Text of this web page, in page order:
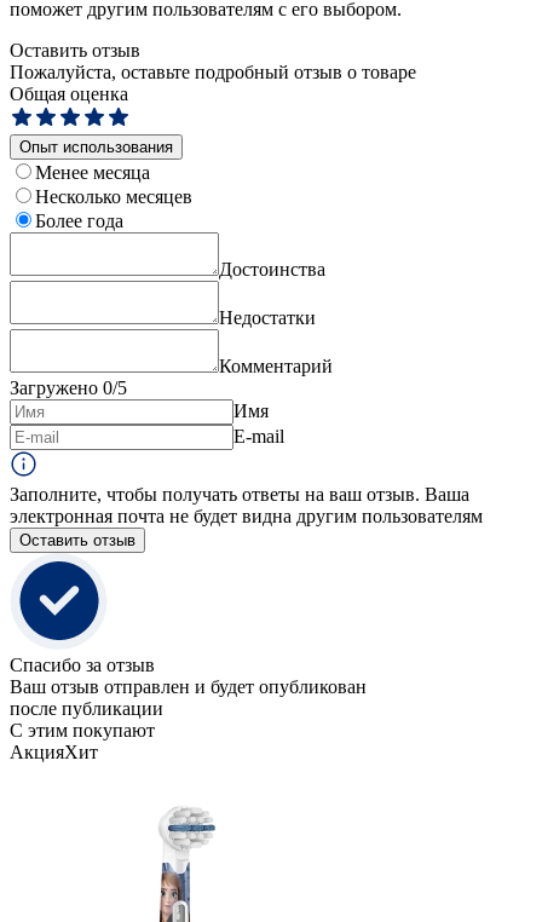
поможет другим пользователям с его выбором.
Оставить отзыв
Пожалуйста, оставьте подробный отзыв о товаре
Общая оценка
Опыт использования
Менее месяца
Несколько месяцев
Более года
Достоинства
Недостатки
Комментарий
Загружено 0/5
Имя
E-mail
Заполните, чтобы получать ответы на ваш отзыв. Ваша
электронная почта не будет видна другим пользователям
Оставить отзыв
Спасибо за отзыв
Ваш отзыв отправлен и будет опубликован
после публикации
С этим покупают
АкцияХит